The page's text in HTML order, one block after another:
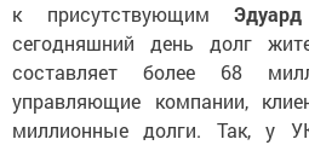
к присутствующим Эдуард
сегодняшний день долг
составляет более 68
управляющие компании,
миллионные долги. Так, у